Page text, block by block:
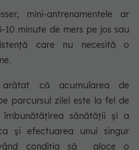
mini-antrenamentele ar
10 minute de mers pe jos sau
care nu necesită o
arătat că acumularea de
parcursul zilei este la fel de
sănătății și a
și efectuarea unui singur
condiția să aloce o